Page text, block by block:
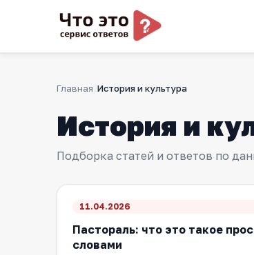
Главная История и культура
История и
Подборка статей и ответов по
11.04.2026
Пастораль: что это такое
словами